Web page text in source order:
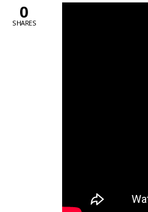
0
SHARES